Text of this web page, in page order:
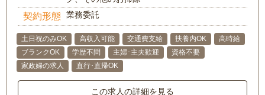
契約形態 業務委託
土日祝のみOK 高収入可能 交通費支給 扶養内OK
高時給
ブランクOK
学歴不問 主婦･主夫歓迎
資格不要
家政婦の求人
直行･直帰OK
この求人の詳細を見る